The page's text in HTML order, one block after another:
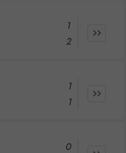
1
2
1
1
0